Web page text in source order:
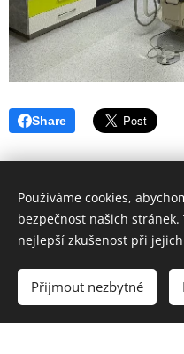
Share
Hygiena Dent | Dentální
Vytvořeno
Používáme cookies,
bezpečnost našich
nejlepší zkušenost při
Přijmout nezbytné